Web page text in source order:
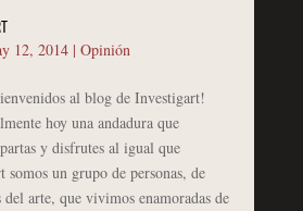
12, 2014| Opinión
al blog de Investigart!
hoy una andadura que
y disfrutes al igual que
somos un grupo de personas, de
arte, que vivimos enamoradas de